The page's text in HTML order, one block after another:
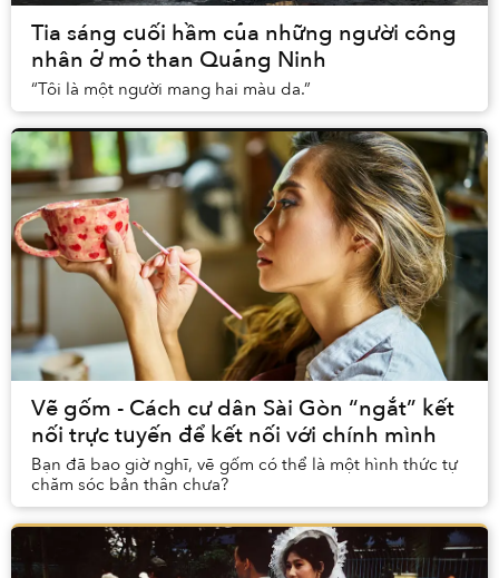
Tia sáng cuối hầm của những người công
nhân ở mỏ than Quảng Ninh
“Tôi là một người mang hai màu da.”
Vẽ gốm - Cách cư dân Sài Gòn “ngắt” kết
nối trực tuyến để kết nối với chính mình
Bạn đã bao giờ nghĩ, vẽ gốm có thể là một hình thức tự
chăm sóc bản thân chưa?